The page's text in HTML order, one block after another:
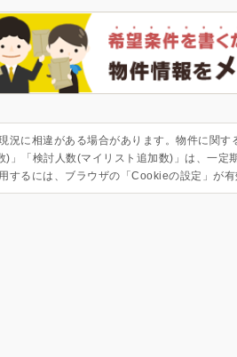
に相違がある場合があります。物件に関す
」「検討人数(マイリスト追加数)」は、一定
するには、ブラウザの「Cookieの設定」が有